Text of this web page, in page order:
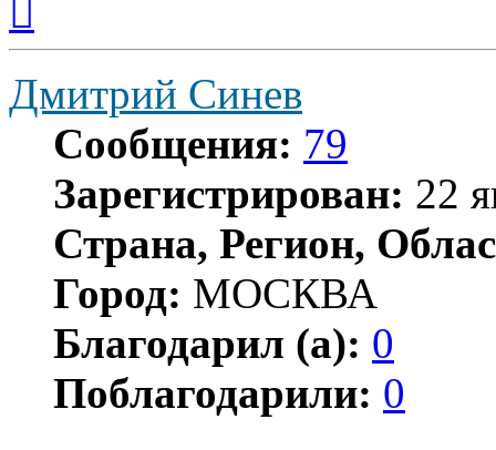
началу
Дмитрий Синев
Сообщения: 79
Зарегистрирован: 22
Страна, Регион,
Город: МОСКВА
Благодарил (а): 0
Поблагодарили: 0